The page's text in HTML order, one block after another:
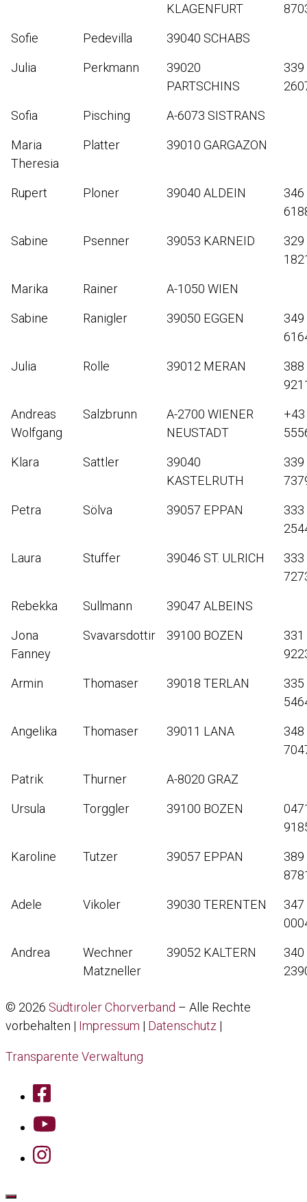
KLAGENFURT
Sofie Pedevilla 39040 SCHABS
Julia Perkmann
39020
PARTSCHINS
339
Sofia Pisching A-6073 SISTRANS
Maria
Theresia
Platter 39010 GARGAZON
Rupert Ploner 39040 ALDEIN
346
Sabine Psenner 39053 KARNEID
329
Marika Rainer A-1050 WIEN
Sabine Ranigler 39050 EGGEN
349
Julia Rolle 39012 MERAN
388
Andreas
Wolfgang
Salzbrunn
A-2700 WIENER
NEUSTADT
Klara Sattler
39040
KASTELRUTH
339
Petra Sölva 39057 EPPAN
333
Laura Stuffer 39046 ST. ULRICH
333
Rebekka Sullmann 39047 ALBEINS
Jona
Fanney
Svavarsdottir 39100 BOZEN
331
Armin Thomaser 39018 TERLAN
335
Angelika Thomaser 39011 LANA
348
Patrik Thurner A-8020 GRAZ
Ursula Torggler 39100 BOZEN
Karoline Tutzer 39057 EPPAN
389
Adele Vikoler 39030 TERENTEN
347
Andrea
Wechner
Matzneller
39052 KALTERN
340
© 2026 Südtiroler Chorverband – Alle Rechte
vorbehalten | Impressum | Datenschutz |
Transparente Verwaltung